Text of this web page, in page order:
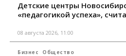
Детские центры
«педагогикой успеха»,
08 августа 2026, 11:00
Бизнес Общество